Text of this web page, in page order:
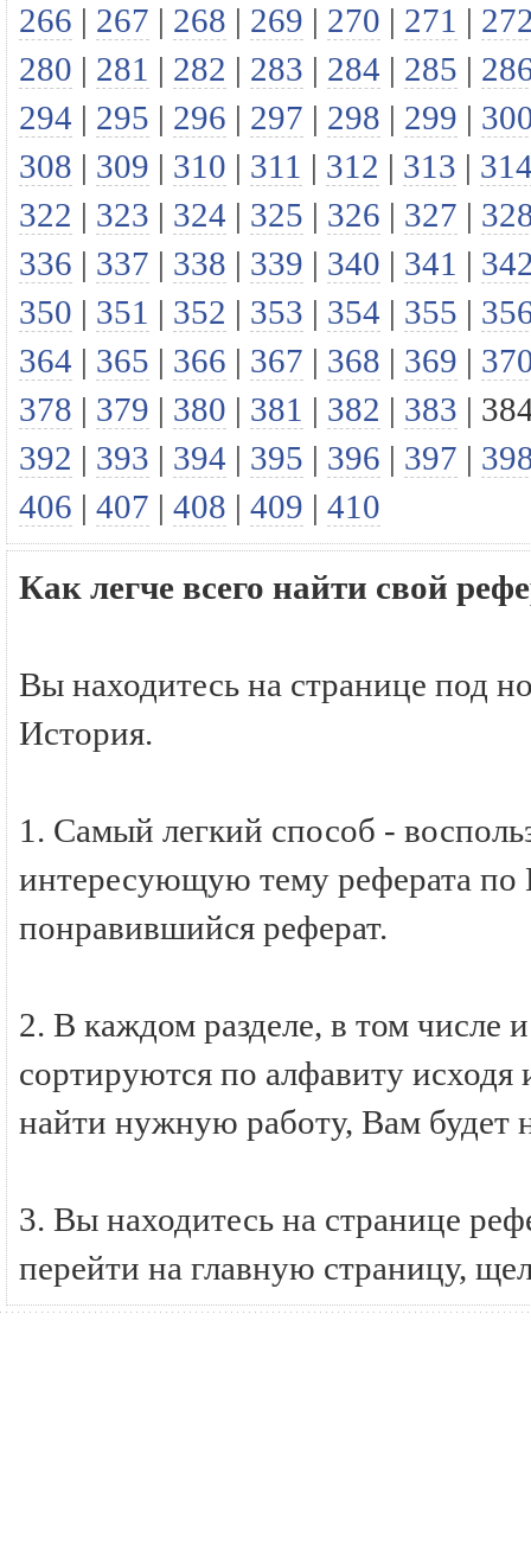
266 | 267 | 268 | 269 | 270 | 271 |
280 | 281 | 282 | 283 | 284 | 285 |
294 | 295 | 296 | 297 | 298 | 299 |
308 | 309 | 310 | 311 | 312 | 313 |
322 | 323 | 324 | 325 | 326 | 327 |
336 | 337 | 338 | 339 | 340 | 341 |
350 | 351 | 352 | 353 | 354 | 355 |
364 | 365 | 366 | 367 | 368 | 369 |
378 | 379 | 380 | 381 | 382 | 383 |
392 | 393 | 394 | 395 | 396 | 397 |
406 | 407 | 408 | 409 | 410
Как легче всего найти свой
Вы находитесь на странице под
История.
1. Самый легкий способ -
интересующую тему реферата по
понравившийся реферат.
2. В каждом разделе, в том числе
сортируются по алфавиту исходя
найти нужную работу, Вам будет
3. Вы находитесь на странице
перейти на главную страницу,